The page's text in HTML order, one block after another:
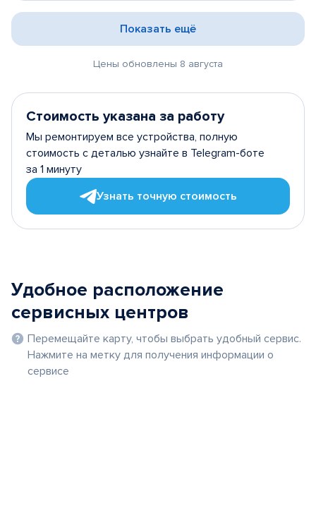
Цены обновлены 8 августа
Показать ещё
Стоимость указана за работу
Мы ремонтируем все устройства, полную
стоимость с деталью узнайте в Telegram-боте
за 1 минуту
Узнать точную стоимость
Удобное расположение
сервисных центров
Перемещайте карту, чтобы выбрать удобный сервис.
Нажмите на метку для получения информации о
сервисе